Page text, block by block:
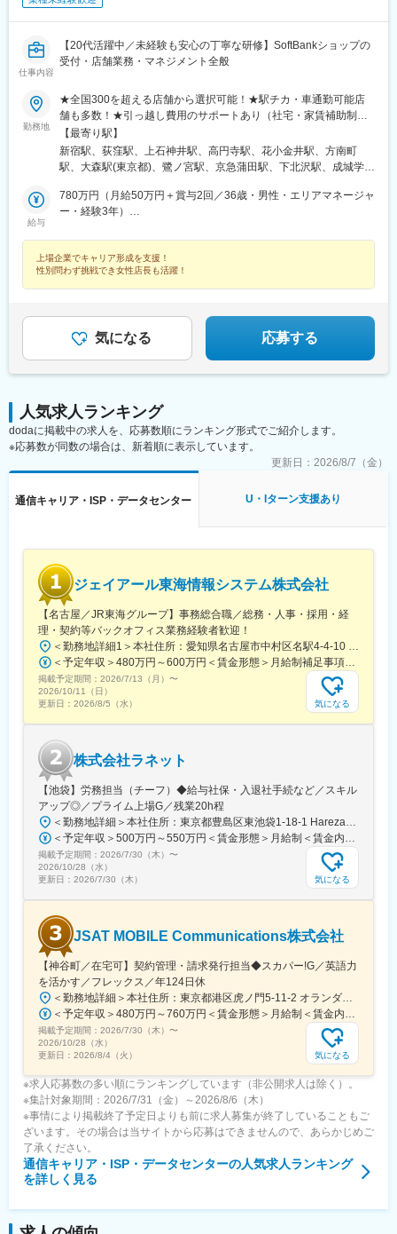
駅
松駅、春日井駅(中央本線)、佐古木駅、扶桑駅、新瑞橋駅、多屋
駅、熱田駅、柏森駅、青塚駅、春日井駅(名鉄線)、中島駅(愛知
小牧駅、佐屋駅、宇頭駅、中川原駅、平田町駅、久居駅、蒲郡
駅、日進駅(愛知県)、岩倉駅(愛知県)、鈴鹿サーキット稲生駅、津
駅、大垣駅、美江寺駅、岐南駅、垂井駅、霞ケ浦駅、柳津駅(岐阜
県)、高茶屋駅、美濃青柳駅、北方真桑駅、荒尾駅(岐阜県)、江南
駅(愛知県)、西長堀駅、江坂駅、服部天神駅、塚本駅、東三国駅、
庄内駅(大阪府)、高槻駅、ドーム前駅、門真市駅、千船駅、長尾駅
(大阪府)、万博記念公園駅、十三駅、三国駅(大阪府)、まつもと町
(福井県)、商工会議所前駅、比治山下駅、東山・おかでんミュージ
アム駅、寺家駅、大元駅、三次駅、西高屋駅、広域公園前駅、次
吉野ケ里公園駅、牛津駅、勝瑞駅、鮎喰駅、佐古駅、丸亀駅、撫
養駅、逆井駅、京成立石駅、古河駅、本城駅、箱崎駅、武蔵塚
駅、野方駅、豊田市駅、常山駅、宇野駅、茨木市駅、鳥取駅、松
江しんじ湖温泉駅、益田駅、宇品三丁目駅、讃岐塩屋駅、大井町
駅、西荻窪駅、文化の森駅、新高円寺駅、大森海岸駅、都立家政
駅、池ノ上駅、芦花公園駅、奥沢駅、都庁前駅、蓮沼駅、赤羽岩
淵駅、成増駅、新高島平駅、桜台駅(東京都)、亀戸水神駅、西台
駅、江北駅、京王八王子駅、小田急多摩センター駅、小田急永山
駅、海老名駅(相模線)、北朝霞駅、八木崎駅、栄町駅(千葉県)、公
園駅、呼続駅、西高蔵駅、東海通駅、あすなろう四日市駅、桜川
駅(大阪府)、曽根駅(大阪府)、東淀川駅、ドーム前千代崎駅、公園
東口駅、段原一丁目駅、橋本駅(福岡県)、西鉄久留米駅、宇品四丁
目駅、鮫洲駅、麹町駅、水道橋駅、大崎広小路駅、浜松町駅、世
センター駅、高津駅(神奈川県)、国道駅、京成津田沼駅、葭川公園
駅
仕事内容
【20代活躍中／未経験も安心の丁寧な研修】SoftBankショップの
受付・店舗業務・マネジメント全般
勤務地
★全国300を超える店舗から選択可能！★駅チカ・車通勤可能店
舗も多数！★引っ越し費用のサポートあり（社宅・家賃補助制度
など）※U・Iターン支援あり！ご希望の方も、安心してご応募くだ
さい！※受動喫煙体制：屋内全面禁煙（配属先規定に準ずる）＜特
に、積極採用中！＞東京、神奈川、千葉、埼玉、福井、三重、岐
葉、埼玉、栃木、群馬、茨城【北陸・甲信越】福井、新潟【東
海】愛知、三重、岐阜【関西】大阪【中国】岡山、広島、鳥取、
囲：会社の定める業務就業場所の変更の範囲：会社の定める場所
【最寄り駅】
新宿駅、荻窪駅、上石神井駅、高円寺駅、花小金井駅、方南町
駅、大森駅(東京都)、鷺ノ宮駅、京急蒲田駅、下北沢駅、成城学園
下鉄成増駅、高島平駅、練馬駅、亀戸駅、亀有駅、南千住駅、蓮
根駅、北千住駅、綾瀬駅、船堀駅、西大島駅、青砥駅、小岩駅、
駅、分倍河原駅、東大和市駅、南大沢駅、矢野口駅、町田駅、田
無駅、狛江駅、亀田駅、新潟大学前駅、長町南駅、陸前高砂駅、
駅、日吉駅(神奈川県)、綱島駅、センター南駅、鷺沼駅、相武台前
駅、北茅ケ崎駅、茅ケ崎駅、本厚木駅、京急鶴見駅、鶴見市場
駅、金沢文庫駅、平塚駅、入谷駅(神奈川県)、海老名駅(相鉄・小
田急)、辻堂駅、朝霞台駅、北浦和駅、志木駅、所沢駅、川口駅、
げん台駅、南越谷駅、野田市駅、東大宮駅、東川口駅、新越谷
駅、東浦和駅、越谷レイクタウン駅、本庄早稲田駅、新津田沼
駅、八千代台駅、京成臼井駅、公津の杜駅、津田沼駅、八街駅、
新松戸駅、京成千葉駅、京成船橋駅、船橋駅、柏駅、増尾駅、柏
の葉キャンパス駅、南柏駅、地区センター駅、成東駅、八日市場
駅、氏家駅、大平下駅、小山駅、鹿沼駅、韮川駅、新栃木駅、有
県)、男川駅、勝川駅、八事駅、味美駅(東海交通線)、米野木駅、
小牧駅、佐屋駅、宇頭駅、中川原駅、平田町駅、久居駅、蒲郡
駅、日進駅(愛知県)、岩倉駅(愛知県)、鈴鹿サーキット稲生駅、津
島駅、小牧口駅、港区役所駅、菰野駅、近鉄四日市駅、三日市
駅、大垣駅、美江寺駅、岐南駅、垂井駅、霞ケ浦駅、柳津駅(岐阜
県)、高茶屋駅、美濃青柳駅、北方真桑駅、荒尾駅(岐阜県)、江南
駅(愛知県)、西長堀駅、江坂駅、服部天神駅、塚本駅、東三国駅、
庄内駅(大阪府)、高槻駅、ドーム前駅、門真市駅、千船駅、長尾駅
(大阪府)、万博記念公園駅、十三駅、三国駅(大阪府)、まつもと町
屋駅、北鯖江駅、福大前西福井駅、敦賀駅、越前新保駅、神明駅
(福井県)、商工会議所前駅、比治山下駅、東山・おかでんミュージ
アム駅、寺家駅、大元駅、三次駅、西高屋駅、広域公園前駅、次
郎丸駅、花畑駅、羽犬塚駅、竹下駅、高宮駅(福岡県)、新鳥栖駅、
吉野ケ里公園駅、牛津駅、勝瑞駅、鮎喰駅、佐古駅、丸亀駅、撫
養駅、逆井駅、京成立石駅、古河駅、本城駅、箱崎駅、武蔵塚
駅、野方駅、豊田市駅、常山駅、宇野駅、茨木市駅、鳥取駅、松
江しんじ湖温泉駅、益田駅、宇品三丁目駅、讃岐塩屋駅、大井町
駅、保原駅、市ケ谷駅、飯田橋駅、大崎駅、大門駅(東京都)、渋谷
駅、西荻窪駅、文化の森駅、新高円寺駅、大森海岸駅、都立家政
駅、池ノ上駅、芦花公園駅、奥沢駅、都庁前駅、蓮沼駅、赤羽岩
淵駅、成増駅、新高島平駅、桜台駅(東京都)、亀戸水神駅、西台
駅、江北駅、京王八王子駅、小田急多摩センター駅、小田急永山
駅、府中本町駅、喜多見駅、長町駅、溝の口駅、鶴見駅、座間
駅、海老名駅(相模線)、北朝霞駅、八木崎駅、栄町駅(千葉県)、公
園駅、呼続駅、西高蔵駅、東海通駅、あすなろう四日市駅、桜川
駅(大阪府)、曽根駅(大阪府)、東淀川駅、ドーム前千代崎駅、公園
東口駅、段原一丁目駅、橋本駅(福岡県)、西鉄久留米駅、宇品四丁
目駅、鮫洲駅、麹町駅、水道橋駅、大崎広小路駅、浜松町駅、世
田谷代田駅、新宿西口駅、豊島園駅(都営線)、扇大橋駅、京王多摩
センター駅、高津駅(神奈川県)、国道駅、京成津田沼駅、葭川公園
駅、東海神駅、井野駅(千葉県)、妙音通駅、汐見橋駅、大正駅(大
阪府)、比治山橋駅、宇品五丁目駅、四ツ谷駅、九段下駅、芝公園
駅
給与
780万円（月給50万円＋賞与2回／36歳・男性・エリアマネージャ
ー・経験3年）
上場企業でキャリア形成を支援！
性別問わず挑戦でき女性店長も活躍！
気になる 応募する
人気求人ランキング
dodaに掲載中の求人を、応募数順にランキング形式でご紹介します。
※応募数が同数の場合は、新着順に表示しています。
更新日： 2026/8/7（金）
通信キャリア・ISP・データセンター U・Iターン支援あり
ジェイアール東海情報システム株式会社
【名古屋／JR東海グループ】事務総合職／総務・人事・採用・経
理・契約等バックオフィス業務経験者歓迎！
＜勤務地詳細1＞本社住所：愛知県名古屋市中村区名駅4-4-10 名古屋クロスコートタワー14F勤務地最寄駅：JR東海道本線／名古屋駅受動喫煙対策：屋内喫煙可能場所あり＜勤務地詳細2＞名古屋基幹システム本部住所：愛知県名古屋市東区東大曽根町46番30号 勤務地最寄駅：JR中央線／大曽根駅受動喫煙対策：敷地内喫煙可能場所あり＜勤務地詳細3＞名古屋業務システム本部住所：愛知県名古屋市東区東大曽根町46番30号 勤務地最寄駅：JR中央線／大曽根駅受動喫煙対策：敷地内喫煙可能場所あり変更の範囲：会社の定める事業所（リモートワーク含む）
＜予定年収＞480万円～600万円＜賃金形態＞月給制補足事項なし＜賃金内訳＞月額（基本給）：246,600円～330,000円＜月給＞246,600円～330,000円＜昇給有無＞有＜残業手当＞有＜給与補足＞年収例（諸手当込み）530万円(27歳／入社5年目)580万円(30歳／入社8年目)■昇給：年1回■賞与：年2回（6月、12月）※過去実績5.45ケ月分賃金はあくまでも目安の金額であり、選考を通じて上下する可能性があります。月給(月額)は固定手当を含めた表記です。
掲載予定期間： 2026/7/13（月） 〜
2026/10/11（日）
更新日： 2026/8/5（水） 気になる
株式会社ラネット
【池袋】労務担当（チーフ）◆給与社保・入退社手続など／スキル
アップ◎／プライム上場G／残業20h程
＜勤務地詳細＞本社住所：東京都豊島区東池袋1-18-1 HarezaTower15F、16F勤務地最寄駅：各線／池袋駅受動喫煙対策：屋内喫煙可能場所あり変更の範囲：会社の定める事業所（リモートワーク含む）
＜予定年収＞500万円～550万円＜賃金形態＞月給制＜賃金内訳＞月額（基本給）：295,000円～344,000円その他固定手当/月：10,000円＜月給＞305,000円～354,000円＜昇給有無＞有＜残業手当＞有＜給与補足＞■給与改定：年1回（1月） 期中に昇格がある場合は、昇格に伴う昇給あり。■賞与：年2回（7月、12月／過去実績3ヶ月）賃金はあくまでも目安の金額であり、選考を通じて上下する可能性があります。月給(月額)は固定手当を含めた表記です。
掲載予定期間： 2026/7/30（木） 〜
2026/10/28（水）
更新日： 2026/7/30（木） 気になる
JSAT MOBILE Communications株式会社
【神谷町／在宅可】契約管理・請求発行担当◆スカパー!G／英語力
を活かす／フレックス／年124日休
＜勤務地詳細＞本社住所：東京都港区虎ノ門5-11-2 オランダヒルズ森タワー19F勤務地最寄駅：日比谷線／神谷町駅受動喫煙対策：屋内全面禁煙変更の範囲：会社の定める事業所（リモートワーク含む）
＜予定年収＞480万円～760万円＜賃金形態＞月給制＜賃金内訳＞月額（基本給）：240,000円～379,000円＜月給＞240,000円～379,000円＜昇給有無＞有＜残業手当＞有＜給与補足＞※上記想定年収は、月20時間の残業及び年間月額基本給6ヶ月分の賞与を見込んだ金額です。※前職給与考慮します。また上記金額は選考を通じて前後する可能性があります。■賞与：あり（半期ごとの実績に応じて支給）賃金はあくまでも目安の金額であり、選考を通じて上下する可能性があります。月給(月額)は固定手当を含めた表記です。
掲載予定期間： 2026/7/30（木） 〜
2026/10/28（水）
更新日： 2026/8/4（火） 気になる
※求人応募数の多い順にランキングしています（非公開求人は除く）。
※集計対象期間：2026/7/31（金）～2026/8/6（木）
※事情により掲載終了予定日よりも前に求人募集が終了していることもご
ざいます。その場合は当サイトから応募はできませんので、あらかじめご
了承ください。
通信キャリア・ISP・データセンターの人気求人ランキング
を詳しく見る